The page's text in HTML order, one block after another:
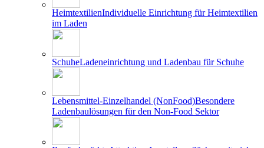
HeimtextilienIndividuelle Einrichtung für Heimtextilien
im Laden
SchuheLadeneinrichtung und Ladenbau für Schuhe
Lebensmittel-Einzelhandel (NonFood)Besondere
Ladenbaulösungen für den Non-Food Sektor